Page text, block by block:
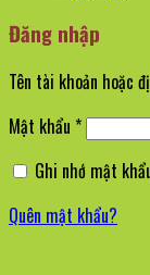
Đăng nhập
Tên tài khoản hoặc
Mật khẩu *Bắt
Ghi nhớ mật
Quên mật khẩu?